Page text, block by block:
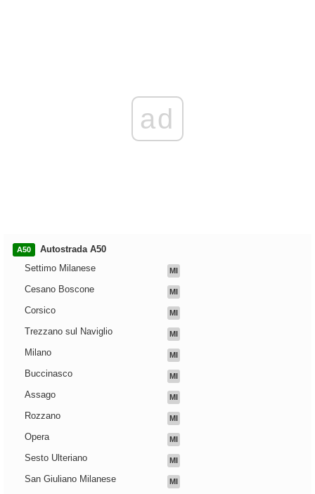
ad
A50
Autostrada A50
Settimo Milanese
MI
Cesano Boscone MI
Corsico MI
Trezzano sul Naviglio MI
Milano MI
Buccinasco MI
Assago MI
Rozzano MI
Opera MI
Sesto Ulteriano MI
San Giuliano Milanese MI